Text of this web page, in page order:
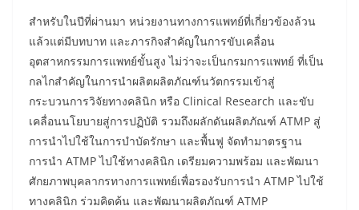
สำหรับในปีที่ผ่านมา หน่วยงานทางการแพทย์ที่เกี่ยวข้องล้วน
แล้วแต่มีบทบาท และภารกิจสำคัญในการขับเคลื่อน
อุตสาหกรรมการแพทย์ขั้นสูง ไม่ว่าจะเป็นกรมการแพทย์ ที่เป็น
กลไกสำคัญในการนำผลิตผลิตภัณฑ์นวัตกรรมเข้าสู่
กระบวนการวิจัยทางคลินิก หรือ Clinical Research และขับ
เคลื่อนนโยบายสู่การปฏิบัติ รวมถึงผลักดันผลิตภัณฑ์ ATMP สู่
การนําไปใช้ในการบำบัดรักษา และพื้นฟู จัดทํามาตรฐาน
การนำ ATMP ไปใช้ทางคลินิก เดรียมความพร้อม และพัฒนา
ศักยภาพบุคลากรทางการแพทย์เพื่อรองรับการนำ ATMP ไปใช้
ทางคลินิก ร่วมคิดค้น และพัฒนาผลิตภัณฑ์ ATMP